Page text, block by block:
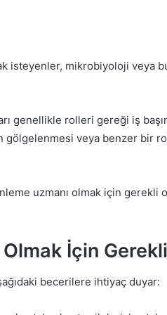
mikrobiyoloji veya
genellikle rolleri gereği iş
veya benzer bir
uzmanı olmak için gerekli
İçin
becerilere ihtiyaç duyar: